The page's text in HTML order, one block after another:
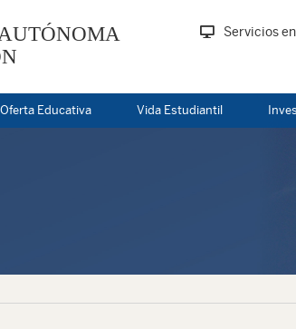
Servicios
Oferta Educativa Vida Estudiantil